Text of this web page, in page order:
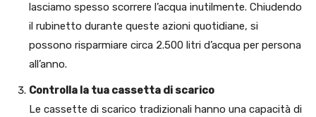
lasciamo spesso scorrere l’acqua inutilmente. Chiudendo
il rubinetto durante queste azioni quotidiane, si
possono risparmiare circa 2.500 litri d’acqua per persona
all’anno.
Controlla la tua cassetta di scarico
Le cassette di scarico tradizionali hanno una capacità di